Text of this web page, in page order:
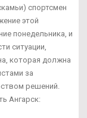
спортсмен
этой
понедельника, и
ситуации,
которая должна
за
решений.
Ангарск: